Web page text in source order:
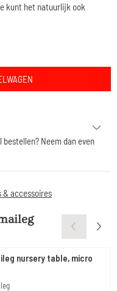
kunt het natuurlijk ook
Neem dan even
& accessoires
nursery table, micro